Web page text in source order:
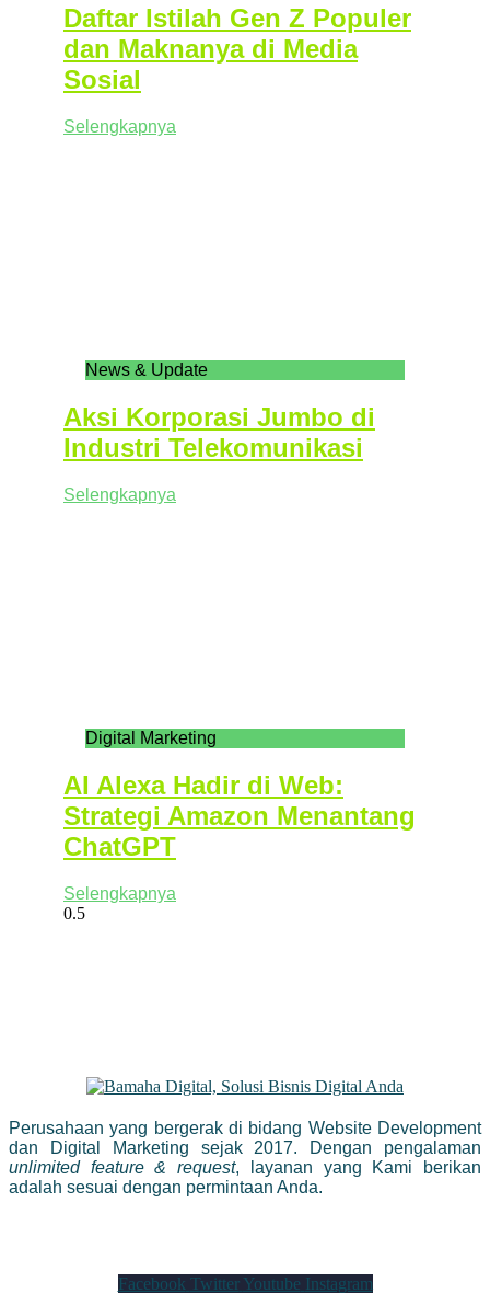
Daftar Istilah Gen Z Populer
dan Maknanya di Media
Sosial
Selengkapnya
News & Update
Aksi Korporasi Jumbo di
Industri Telekomunikasi
Selengkapnya
Digital Marketing
AI Alexa Hadir di Web:
Strategi Amazon Menantang
ChatGPT
Selengkapnya
Perusahaan yang bergerak di bidang Website Development
dan Digital Marketing sejak 2017. Dengan pengalaman
unlimited feature & request, layanan yang Kami berikan
adalah sesuai dengan permintaan Anda.
Facebook Twitter Youtube Instagram